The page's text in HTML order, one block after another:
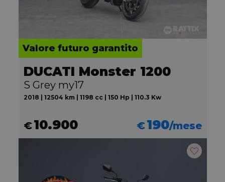
Valore futuro garantito
DUCATI Monster 1200
S Grey my17
2018 | 12504 km | 1198 cc | 150 Hp | 110.3 Kw
€10.900 €190/mese